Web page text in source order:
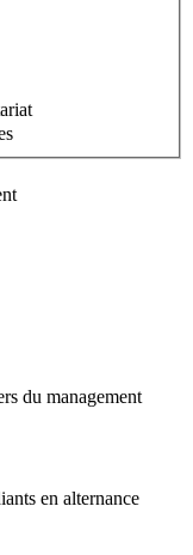
du management
en alternance